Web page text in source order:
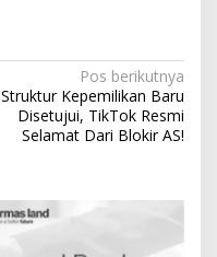
Pos berikutnya
Struktur Kepemilikan Baru
Disetujui, TikTok Resmi
Selamat Dari Blokir AS!